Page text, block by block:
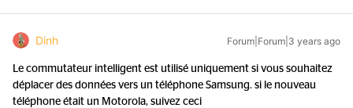
Dinh Forum|Forum|3 years ago
Le commutateur intelligent est utilisé uniquement si vous souhaitez
déplacer des données vers un téléphone Samsung. si le nouveau
téléphone était un Motorola, suivez ceci